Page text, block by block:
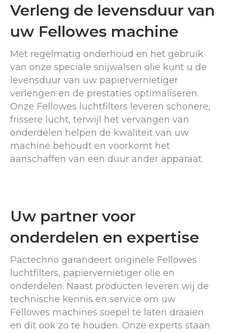
Verleng de levensduur van
uw Fellowes machine
Met regelmatig onderhoud en het gebruik
van onze speciale snijwalsen olie kunt u de
levensduur van uw papiervernietiger
verlengen en de prestaties optimaliseren.
Onze Fellowes luchtfilters leveren schonere,
frissere lucht, terwijl het vervangen van
onderdelen helpen de kwaliteit van uw
machine behoudt en voorkomt het
aanschaffen van een duur ander apparaat.
Uw partner voor
onderdelen en expertise
Pactechno garandeert originele Fellowes
luchtfilters, papiervernietiger olie en
onderdelen. Naast producten leveren wij de
technische kennis en service om uw
Fellowes machines soepel te laten draaien
en dit ook zo te houden. Onze experts staan ​​